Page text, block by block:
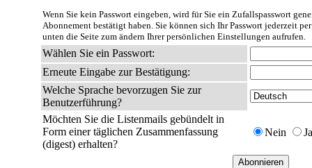
Wenn Sie kein Passwort eingeben, wird für Sie ein Zufallspasswort
Abonnement bestätigt haben. Sie können sich Ihr Passwort jederzeit
unten die Seite zum ändern Ihrer persönlichen Einstellungen aufrufen.
Wählen Sie ein Passwort:
Erneute Eingabe zur Bestätigung:
Welche Sprache bevorzugen Sie zur
Benutzerführung?
Möchten Sie die Listenmails gebündelt in
Form einer täglichen Zusammenfassung
(digest) erhalten?
Nein Ja